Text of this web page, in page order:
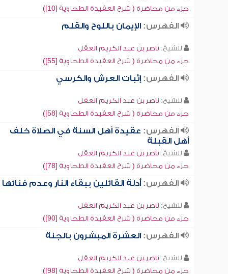
جزء من محاضرة ( شرح العقيدة الطحاوية [10])
الفهرس:الإيمان باللوح والقلم
للشيخ: ناصر بن عبد الكريم العقل
جزء من محاضرة ( شرح العقيدة الطحاوية [55])
الفهرس:إثبات العرش والكرسي
للشيخ: ناصر بن عبد الكريم العقل
جزء من محاضرة ( شرح العقيدة الطحاوية [58])
الفهرس: عقيدة أهل السنة في الصلاة خلف
أهل القبلة
للشيخ: ناصر بن عبد الكريم العقل
جزء من محاضرة ( شرح العقيدة الطحاوية [78])
الفهرس:أدلة القائلين ببقاء النار وعدم فنائها
للشيخ: ناصر بن عبد الكريم العقل
جزء من محاضرة ( شرح العقيدة الطحاوية [90])
الفهرس:العشرة المبشرون بالجنة
للشيخ: ناصر بن عبد الكريم العقل
جزء من محاضرة ( شرح العقيدة الطحاوية [98])